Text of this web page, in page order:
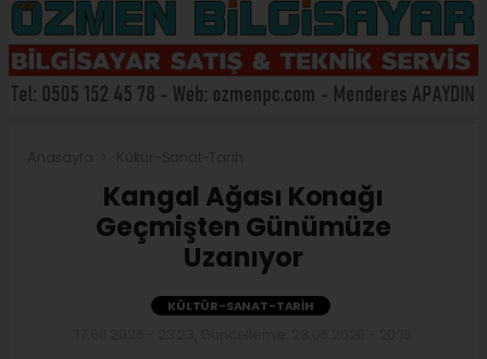
Kangal Ağası Konağı
Geçmişten Günümüze
Uzanıyor
KÜLTÜR-SANAT-TARIH